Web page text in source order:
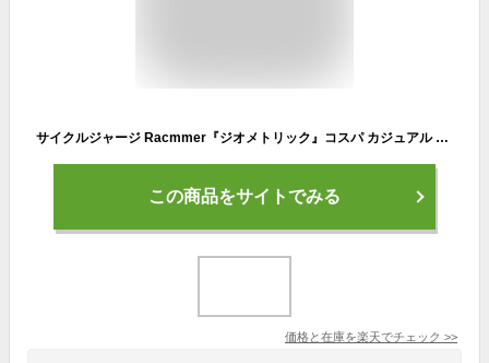
サイクルジャージ Racmmer『ジオメトリック』コスパ カジュアル ゆったり おすすめ かっこいい シンプル サイクルウエア サイクルウェア サイクリングウエア 安価 安い 半袖 春 夏 おしゃれ ロードバイク 自転車 サイクリング サイクリングジャージ スポーツシャツ シャツ
この商品をサイトでみる
価格と在庫を楽天でチェック >>